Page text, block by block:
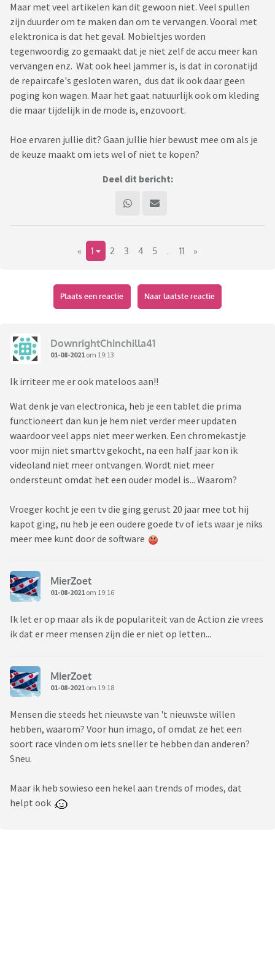
Maar met veel artikelen kan dit gewoon niet. Veel spullen
zijn duurder om te maken dan om te vervangen. Vooral met
elektronica is dat het geval. Mobieltjes worden
tegenwoordig zo gemaakt dat je niet zelf de accu meer kan
vervangen enz. Wat ook heel jammer is, is dat in coronatijd
de repaircafe's gesloten waren, dus dat ik ook daar geen
poging kon wagen. Maar het gaat natuurlijk ook om kleding
die maar tijdelijk in de mode is, enzovoort.
Hoe ervaren jullie dit? Gaan jullie hier bewust mee om als je
de keuze maakt om iets wel of niet te kopen?
Deel dit bericht:
« 1 2 3 4 5 11 »
Plaats een reactie Naar laatste reactie
DownrightChinchilla41
01-08-2021 om 19:13
Ik irriteer me er ook mateloos aan!!
Wat denk je van electronica, heb je een tablet die prima
functioneert dan kun je hem niet verder meer updaten
waardoor veel apps niet meer werken. Een chromekastje
voor mijn niet smarttv gekocht, na een half jaar kon ik
videoland niet meer ontvangen. Wordt niet meer
ondersteunt omdat het een ouder model is... Waarom?
Vroeger kocht je een tv die ging gerust 20 jaar mee tot hij
kapot ging, nu heb je een oudere goede tv of iets waar je niks
meer mee kunt door de software
MierZoet
01-08-2021 om 19:16
Ik let er op maar als ik de populariteit van de Action zie vrees
ik dat er meer mensen zijn die er niet op letten...
MierZoet
01-08-2021 om 19:18
Mensen die steeds het nieuwste van 't nieuwste willen
hebben, waarom? Voor hun imago, of omdat ze het een
soort race vinden om iets sneller te hebben dan anderen?
Sneu.
Maar ik heb sowieso een hekel aan trends of modes, dat
helpt ook